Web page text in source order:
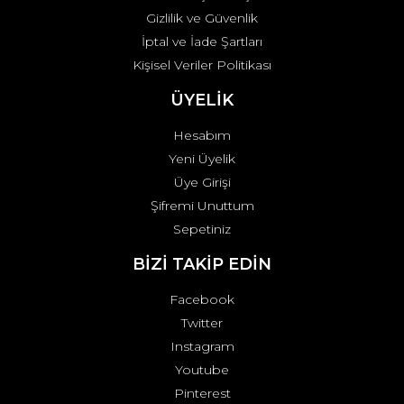
Gizlilik ve Güvenlik
İptal ve İade Şartları
Kişisel Veriler Politikası
ÜYELİK
Hesabım
Yeni Üyelik
Üye Girişi
Şifremi Unuttum
Sepetiniz
BİZİ TAKİP EDİN
Facebook
Twitter
Instagram
Youtube
Pinterest